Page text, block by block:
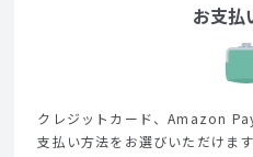
お支払
クレジットカード、Amazon
支払い方法をお選びいただけます